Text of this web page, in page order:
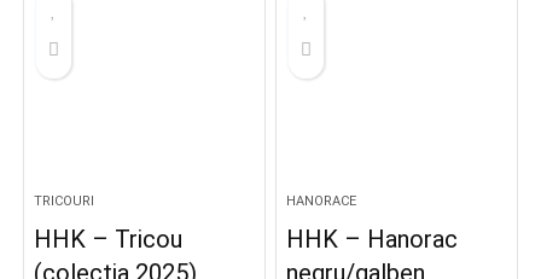
TRICOURI
HHK – Tricou
(colecția 2025)
HANORACE
HHK – Hanorac
negru/galben